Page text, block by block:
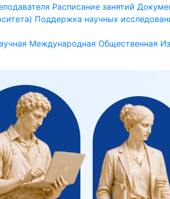
Расписание занятий
Поддержка научных
Международная Общественная